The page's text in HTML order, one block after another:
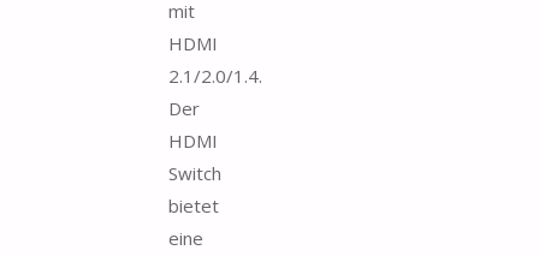
mit
HDMI
2.1/2.0/1.4.
Der
HDMI
Switch
bietet
eine